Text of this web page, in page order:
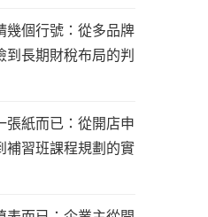
幾個行號：從多品牌
到長期財稅布局的判
張紙而已：從開店申
補習班課程規劃的實